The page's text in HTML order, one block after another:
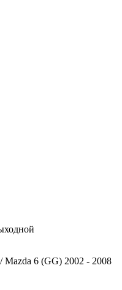
/Mazda 6 (GG) 2002 - 2008